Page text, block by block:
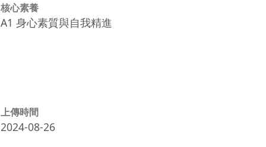
核心素養
A1 身心素質與自我精進
上傳時間
2024-08-26